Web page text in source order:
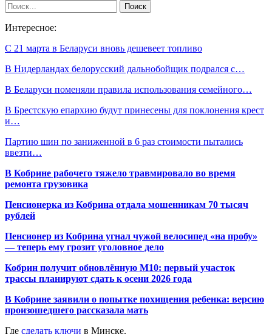
Интересное:
С 21 марта в Беларуси вновь дешевеет топливо
В Нидерландах белорусский дальнобойщик подрался с…
В Беларуси поменяли правила использования семейного…
В Брестскую епархию будут принесены для поклонения крест
и…
Партию шин по заниженной в 6 раз стоимости пытались
ввезти…
В Кобрине рабочего тяжело травмировало во время
ремонта грузовика
Пенсионерка из Кобрина отдала мошенникам 70 тысяч
рублей
Пенсионер из Кобрина угнал чужой велосипед «на пробу»
— теперь ему грозит уголовное дело
Кобрин получит обновлённую М10: первый участок
трассы планируют сдать к осени 2026 года
В Кобрине заявили о попытке похищения ребенка: версию
произошедшего рассказала мать
Где сделать ключи в Минске.